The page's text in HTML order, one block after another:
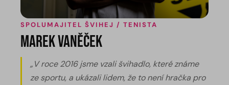
SPOLUMAJITEL ŠVIHEJ / TENISTA
Marek Vaněček
„V roce 2016 jsme vzali švihadlo, které známe
ze sportu, a ukázali lidem, že to není hračka pro